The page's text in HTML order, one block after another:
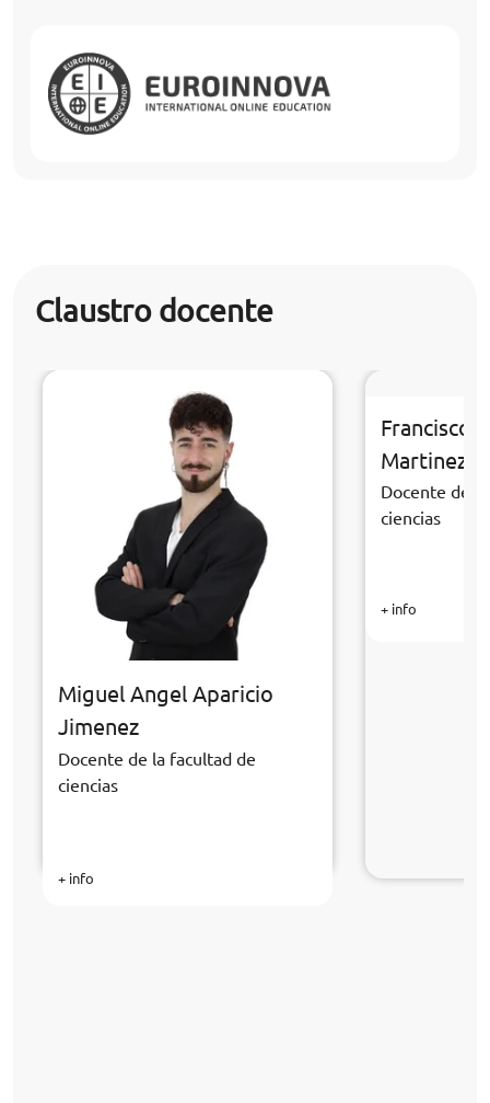
Claustro docente
Miguel Angel Aparicio
Jimenez
Docente de la facultad de
ciencias
+ info
Francisco
Martinez
Docente de
ciencias
+ info